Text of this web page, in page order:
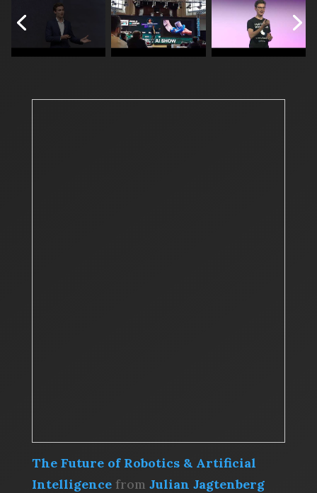
The Future of Robotics & Artificial
Intelligence from Julian Jagtenberg